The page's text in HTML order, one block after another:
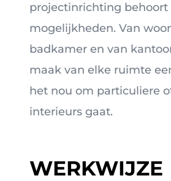
projectinrichting behoort
mogelijkheden. Van
badkamer en van
maak van elke ruimte
het nou om particuliere
interieurs gaat.
WERKWIJZE